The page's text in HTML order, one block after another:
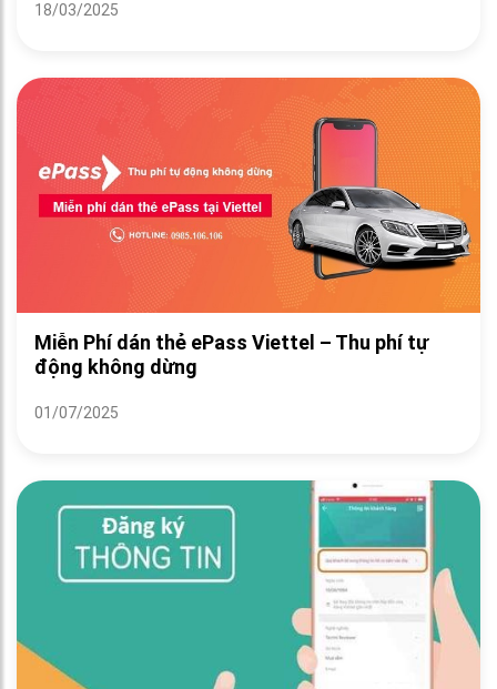
18/03/2025
Miễn Phí dán thẻ ePass Viettel – Thu phí tự
động không dừng
01/07/2025